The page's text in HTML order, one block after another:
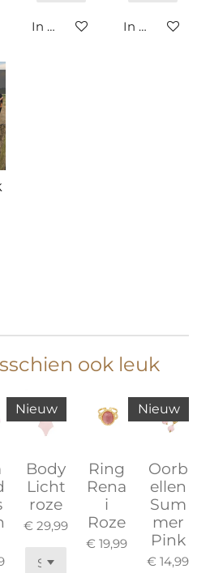
In winkelwagenIn
de hoogte
ook leuk
Nieuw
Body
Licht
roze
€ 29,99
Ring
Rena
i
Roze
€ 19,99
Nieuw
Oorb
ellen
Sum
mer
Pink
€ 14,99